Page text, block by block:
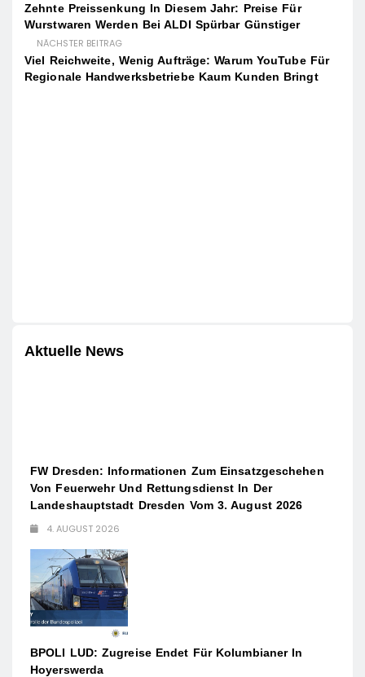
Zehnte Preissenkung In Diesem Jahr: Preise Für
Wurstwaren Werden Bei ALDI Spürbar Günstiger
NÄCHSTER BEITRAG
Viel Reichweite, Wenig Aufträge: Warum YouTube Für
Regionale Handwerksbetriebe Kaum Kunden Bringt
Aktuelle News
FW Dresden: Informationen Zum Einsatzgeschehen
Von Feuerwehr Und Rettungsdienst In Der
Landeshauptstadt Dresden Vom 3. August 2026
4. AUGUST 2026
BPOLI LUD: Zugreise Endet Für Kolumbianer In
Hoyerswerda